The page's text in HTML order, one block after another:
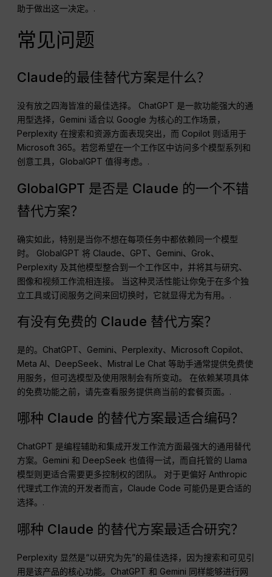
助于做出这一决定。.
常见问题
Claude的最佳替代方案是什么？
没有放之四海皆准的最佳选择。 ChatGPT 是一款功能强大的通
用型选择，Gemini 适合以 Google 为核心的工作场景，
Perplexity 在搜索和资源方面表现突出，而 Copilot 则适用于
Microsoft 365。若您希望在一个工作区中访问多个模型系列和
创意工具，GlobalGPT 值得考虑。.
GlobalGPT 是否是 Claude 的一个不错
替代方案？
确实如此，特别是当你不想在每项任务中都依赖同一个模型
时。 GlobalGPT 将 Claude、GPT、Gemini、Grok、
Perplexity 及其他模型整合到一个工作区中，并将其与研究、
图像和视频工作流相连接。 当这种灵活性能让你免于在多个独
立工具或订阅服务之间来回切换时，它就显得尤为有用。.
有没有免费的 Claude 替代方案？
是的。ChatGPT、Gemini、Perplexity、Microsoft Copilot、
Meta AI、DeepSeek、Mistral Le Chat 等助手通常提供免费使
用服务，但可选模型及使用限制会有所变动。 在依赖某项具体
的免费功能之前，请先查看服务提供商当前的套餐页面。.
哪种 Claude 的替代方案最适合编码？
ChatGPT 是编程辅助和集成开发工作流方面最强大的通用替代
方案。Gemini 和 DeepSeek 也值得一试，而自托管的 Llama
模型则更适合需要更多控制权的团队。 对于更偏好 Anthropic
代理式工作流的开发者而言，Claude Code 可能仍是更合适的
选择。.
哪种 Claude 的替代方案最适合研究？
Perplexity 显然是“以研究为先”的最佳选择，因为搜索和可见引
用是该产品的核心功能。ChatGPT 和 Gemini 同样能够进行网